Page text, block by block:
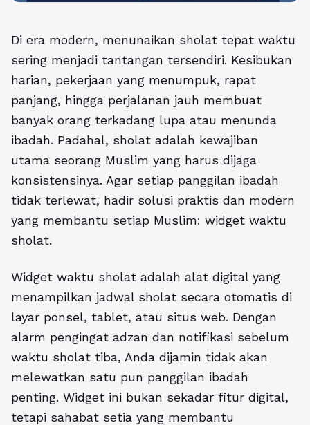
Di era modern, menunaikan sholat tepat waktu
sering menjadi tantangan tersendiri. Kesibukan
harian, pekerjaan yang menumpuk, rapat
panjang, hingga perjalanan jauh membuat
banyak orang terkadang lupa atau menunda
ibadah. Padahal, sholat adalah kewajiban
utama seorang Muslim yang harus dijaga
konsistensinya. Agar setiap panggilan ibadah
tidak terlewat, hadir solusi praktis dan modern
yang membantu setiap Muslim: widget waktu
sholat.
Widget waktu sholat adalah alat digital yang
menampilkan jadwal sholat secara otomatis di
layar ponsel, tablet, atau situs web. Dengan
alarm pengingat adzan dan notifikasi sebelum
waktu sholat tiba, Anda dijamin tidak akan
melewatkan satu pun panggilan ibadah
penting. Widget ini bukan sekadar fitur digital,
tetapi sahabat setia yang membantu